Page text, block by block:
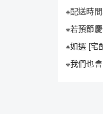
※配送時
※若預節
※如選 [宅
※我們也